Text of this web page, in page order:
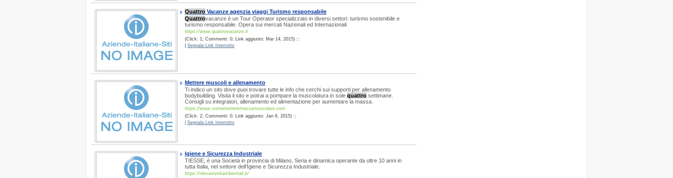
Quattro Vacanze agenzia viaggi Turismo responsabile
Quattrovacanze è un Tour Operator specializzato in diversi settori: turismo sostenibile e
turismo responsabile. Opera sui mercati Nazionali ed Internazionali
https://www.quattrovacanze.it
(Click: 1; Commenti: 0; Link aggiunto: Mar 14, 2015) ::
Segnala Link Interrotto
Mettere muscoli e allenamento
Ti indico un sito dove puoi trovare tutte le info che cerchi sui supporti per allenamento
bodybuilding. Visita il sito e potrai a pompare la muscolatura in sole quattro settimane.
Consigli su integratori, allenamento ed alimentazione per aumentare la massa.
https://www.comemetteremassamuscolare.com
(Click: 2; Commenti: 0; Link aggiunto: Jan 6, 2015) ::
Segnala Link Interrotto
Igiene e Sicurezza Industriale
TIESSE, è una Società in provincia di Milano, Seria e dinamica operante da oltre 10 anni in
tutta Italia, nel settore dell’Igiene e Sicurezza Industriale.
https://rilevamentiambientali.it/